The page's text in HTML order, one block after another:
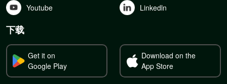
Youtube Linkedln
下载
Get it on
Google Play
Download on the
App Store